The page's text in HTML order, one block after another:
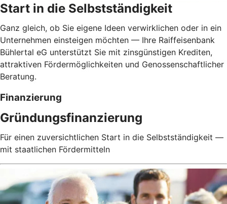
Start in die Selbstständigkeit
Ganz gleich, ob Sie eigene Ideen verwirklichen oder in ein
Unternehmen einsteigen möchten — Ihre Raiffeisenbank
Bühlertal eG unterstützt Sie mit zinsgünstigen Krediten,
attraktiven Fördermöglichkeiten und Genossenschaftlicher
Beratung.
Finanzierung
Gründungsfinanzierung
Für einen zuversichtlichen Start in die Selbstständigkeit —
mit staatlichen Fördermitteln